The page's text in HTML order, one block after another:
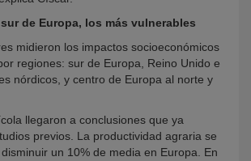
de Europa, los más vulnerables
midieron los impactos socioeconómicos
regiones: sur de Europa, Reino Unido e
nórdicos, y centro de Europa al norte y
llegaron a conclusiones que ya
previos. La productividad agraria se
un 10% de media en Europa. En